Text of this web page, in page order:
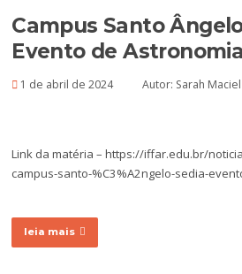
Campus Santo
Evento de Astronomia
1 de abril de 2024 Autor: Sarah Maciel
Link da matéria – https://iffar.edu.br/
campus-santo-%C3%A2ngelo-sedia-
leia mais